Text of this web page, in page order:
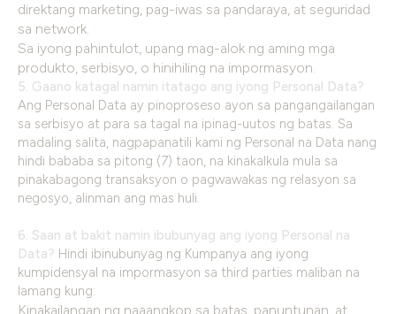
direktang marketing, pag-iwas sa pandaraya, at seguridad
sa network.
Sa iyong pahintulot, upang mag-alok ng aming mga
produkto, serbisyo, o hinihiling na impormasyon.
5. Gaano katagal namin itatago ang iyong Personal Data?
Ang Personal Data ay pinoproseso ayon sa pangangailangan
sa serbisyo at para sa tagal na ipinag-uutos ng batas. Sa
madaling salita, nagpapanatili kami ng Personal na Data nang
hindi bababa sa pitong (7) taon, na kinakalkula mula sa
pinakabagong transaksyon o pagwawakas ng relasyon sa
negosyo, alinman ang mas huli.
6. Saan at bakit namin ibubunyag ang iyong Personal na
Data? Hindi ibinubunyag ng Kumpanya ang iyong
kumpidensyal na impormasyon sa third parties maliban na
lamang kung:
Kinakailangan ng naaangkop sa batas, panuntunan, at